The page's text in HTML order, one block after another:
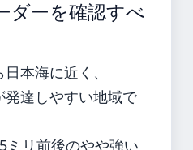
ダーを確認すべ
本海に近く、
発達しやすい地域で
ミリ前後のやや強い